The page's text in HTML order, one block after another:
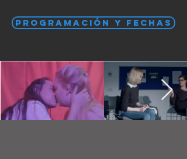
PROGRAMACIÓN Y FECHAS